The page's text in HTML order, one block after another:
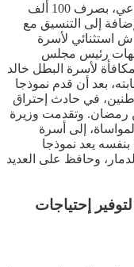
وجهت، مايا مرسي، وزيرة التضامن الإجتماعي، بصرف 100 ألف
إلى التنسيق مع
استثنائي لأسرة
رئيس مجلس
لأسرة البطل خالد
بعد أن قدم نموذجا
في حادث إحتراق
رمضان. وتقدمت وزيرة
إلى أسرة
يعد نموذجا
وحافظ على العديد
مليار جنيه لتوفير إحتياجات